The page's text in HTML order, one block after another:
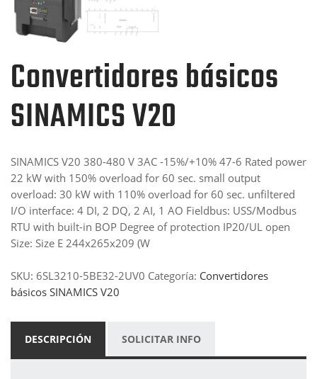
Convertidores básicos
SINAMICS V20
SINAMICS V20 380-480 V 3AC -15%/+10% 47-6 Rated power
22 kW with 150% overload for 60 sec. small output
overload: 30 kW with 110% overload for 60 sec. unfiltered
I/O interface: 4 DI, 2 DQ, 2 AI, 1 AO Fieldbus: USS/Modbus
RTU with built-in BOP Degree of protection IP20/UL open
Size: Size E 244x265x209 (W
SKU: 6SL3210-5BE32-2UV0 Categoría: Convertidores
básicos SINAMICS V20
DESCRIPCIÓN SOLICITAR INFO